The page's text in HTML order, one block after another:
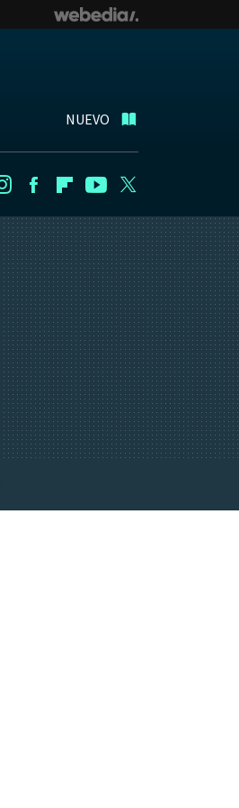
NUEVO
InstagramFacebookFlipboard
Youtube